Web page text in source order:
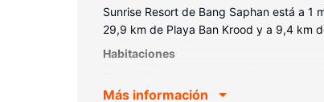
Sunrise Resort de Bang Saphan está a 1
29,9 km de Playa Ban Krood y a 9,4 km
Habitaciones
los momentos de ocio, tienes una por
Más información